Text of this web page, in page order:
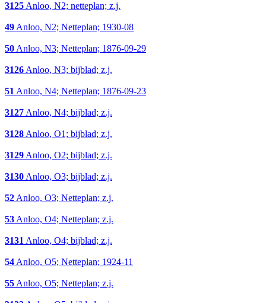
3125Anloo, N2; netteplan; z.j.
49Anloo, N2; Netteplan; 1930-08
50Anloo, N3; Netteplan; 1876-09-29
3126Anloo, N3; bijblad; z.j.
51Anloo, N4; Netteplan; 1876-09-23
3127Anloo, N4; bijblad; z.j.
3128Anloo, O1; bijblad; z.j.
3129Anloo, O2; bijblad; z.j.
3130Anloo, O3; bijblad; z.j.
52Anloo, O3; Netteplan; z.j.
53Anloo, O4; Netteplan; z.j.
3131Anloo, O4; bijblad; z.j.
54Anloo, O5; Netteplan; 1924-11
55Anloo, O5; Netteplan; z.j.